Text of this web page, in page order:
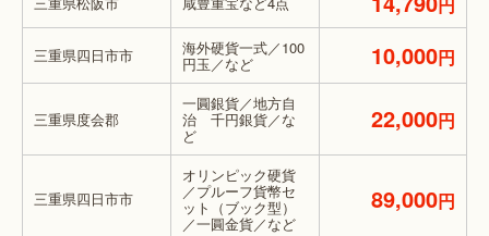
円
三重県四日市市 海外硬貨一式／100
円玉／など 10,000円
三重県度会郡
一圓銀貨／地方自
治 千円銀貨／な
ど
22,000円
三重県四日市市
オリンピック硬貨
／プルーフ貨幣セ
ット（ブック型）
／一圓金貨／など
89,000円